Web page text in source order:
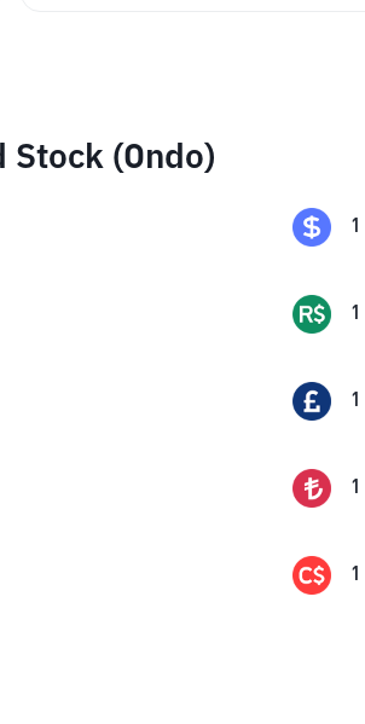
Stock (Ondo)
1
1
1
1
1